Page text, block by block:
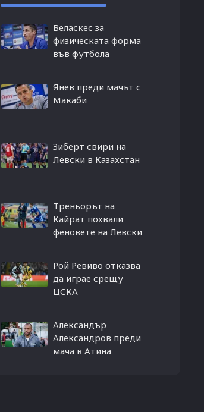
Веласкес за
физическата форма
във футбола
Янев преди мачът с
Макаби
Зиберт свири на
Левски в Казахстан
Треньорът на
Кайрат похвали
феновете на Левски
Рой Ревиво отказва
да играе срещу
ЦСКА
Александър
Александров преди
мача в Атина